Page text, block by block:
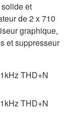
et
de 2 x 710
graphique,
et suppresseur
THD+N
THD+N